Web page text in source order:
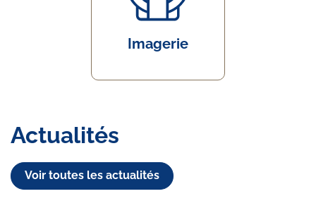
Imagerie
Actualités
Voir toutes les actualités